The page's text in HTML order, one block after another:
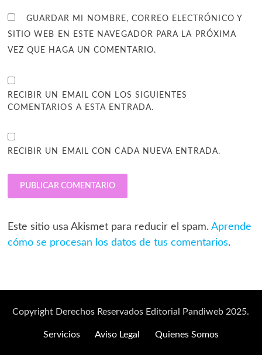
GUARDAR MI NOMBRE, CORREO ELECTRÓNICO Y
SITIO WEB EN ESTE NAVEGADOR PARA LA PRÓXIMA
VEZ QUE HAGA UN COMENTARIO.
RECIBIR UN EMAIL CON LOS SIGUIENTES
COMENTARIOS A ESTA ENTRADA.
RECIBIR UN EMAIL CON CADA NUEVA ENTRADA.
Este sitio usa Akismet para reducir el spam. Aprende
cómo se procesan los datos de tus comentarios.
Copyright Derechos Reservados Editorial Pandiweb 2025.
Servicios Aviso Legal Quienes Somos